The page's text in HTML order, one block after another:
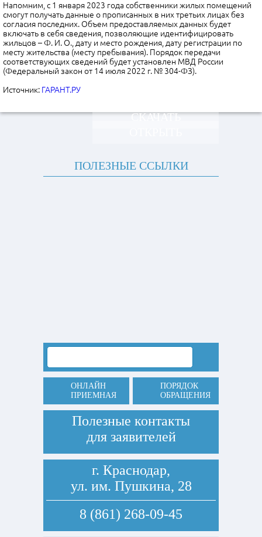
Напомним, с 1 января 2023 года собственники жилых помещений
смогут получать данные о прописанных в них третьих лицах без
согласия последних. Объем предоставляемых данных будет
включать в себя сведения, позволяющие идентифицировать
жильцов – Ф. И. О., дату и место рождения, дату регистрации по
месту жительства (месту пребывания). Порядок передачи
соответствующих сведений будет установлен МВД России
(Федеральный закон от 14 июля 2022 г. № 304-ФЗ).
Источник: ГАРАНТ.РУ
СКАЧАТЬ
ПОЛЕЗНЫЕ ССЫЛКИ
ОНЛАЙН
ПРИЕМНАЯ
ПОРЯДОК
ОБРАЩЕНИЯ
Полезные контакты
для заявителей
г. Краснодар,
ул. им. Пушкина, 28
8 (861) 268-09-45